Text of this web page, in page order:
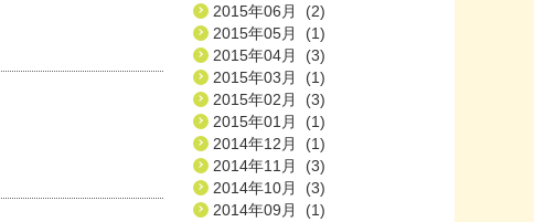
2015年06月 (2)
2015年05月 (1)
2015年04月 (3)
2015年03月 (1)
2015年02月 (3)
2015年01月 (1)
2014年12月 (1)
2014年11月 (3)
2014年10月 (3)
2014年09月 (1)